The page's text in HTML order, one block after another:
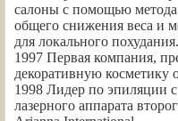
салоны с помощью метода
общего снижения веса и
для локального похудания.
1997 Первая компания,
декоративную
1998 Лидер по эпиляции
лазерного аппарата